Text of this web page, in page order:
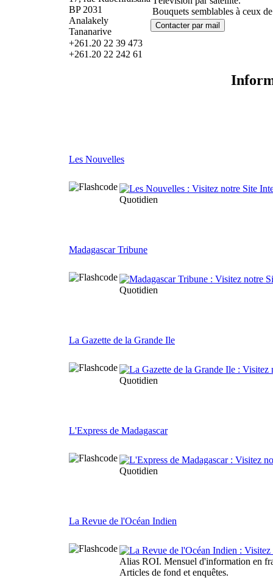
BP 2031
Analakely
Tananarive
+261.20 22 39 473
+261.20 22 242 61
Bouquets semblables à ceux
Les Nouvelles
Quotidien
Madagascar Tribune
Quotidien
La Gazette de la Grande Ile
Quotidien
L'Express de Madagascar
Quotidien
La Revue de l'Océan Indien
Alias ROI. Mensuel d'information en
Articles de fond et enquêtes.